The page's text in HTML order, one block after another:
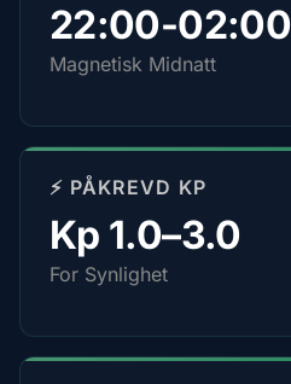
22:00-02:00
Magnetisk Midnatt
⚡ PÅKREVD KP
Kp 1.0–3.0
For Synlighet